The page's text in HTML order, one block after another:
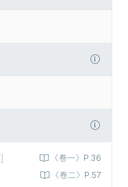
〈卷一〉P.36
〈卷二〉P.57
]